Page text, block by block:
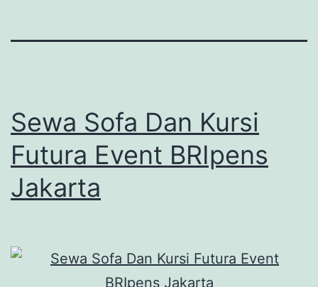
Sewa Sofa Dan Kursi
Futura Event BRIpens
Jakarta